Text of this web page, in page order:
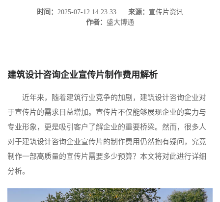
时间： 2025-07-12 14:23:33 来源： 宣传片资讯
作者： 盛大博通
建筑设计咨询企业宣传片制作费用解析
近年来，随着建筑行业竞争的加剧，建筑设计咨询企业对
于宣传片的需求日益增加。宣传片不仅能够展现企业的实力与
专业形象，更是吸引客户了解企业的重要桥梁。然而，很多人
对于建筑设计咨询企业宣传片的制作费用仍然抱有疑问，究竟
制作一部高质量的宣传片需要多少预算？本文将对此进行详细
分析。